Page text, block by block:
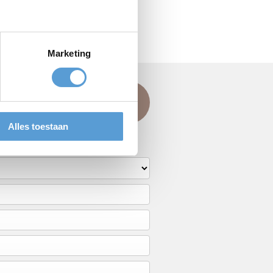
Marketing
Alles toestaan
of stel uw vraagper e-mail